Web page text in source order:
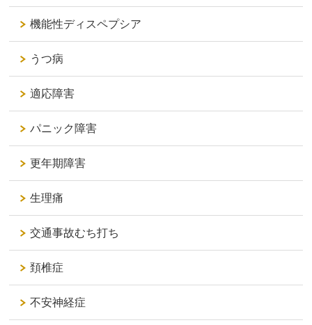
機能性ディスペプシア
うつ病
適応障害
パニック障害
更年期障害
生理痛
交通事故むち打ち
頚椎症
不安神経症